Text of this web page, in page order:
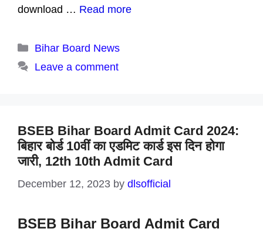
download … Read more
Categories
Bihar Board News
Leave a comment
BSEB Bihar Board Admit Card 2024:
बिहार बोर्ड 10वीं का एडमिट कार्ड इस दिन होगा
जारी, 12th 10th Admit Card
December 12, 2023 by dlsofficial
BSEB Bihar Board Admit Card